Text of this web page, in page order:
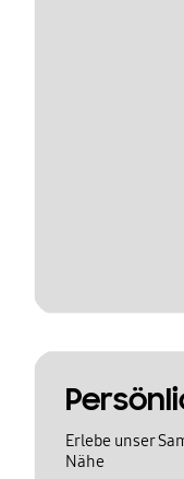
Erlebe unser
Nähe